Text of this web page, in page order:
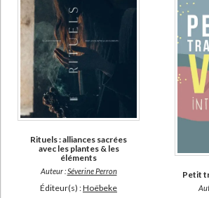
Rituels : alliances sacrées
avec les plantes & les
éléments
Auteur :Séverine Perron
Éditeur(s) :Hoëbeke
Petit